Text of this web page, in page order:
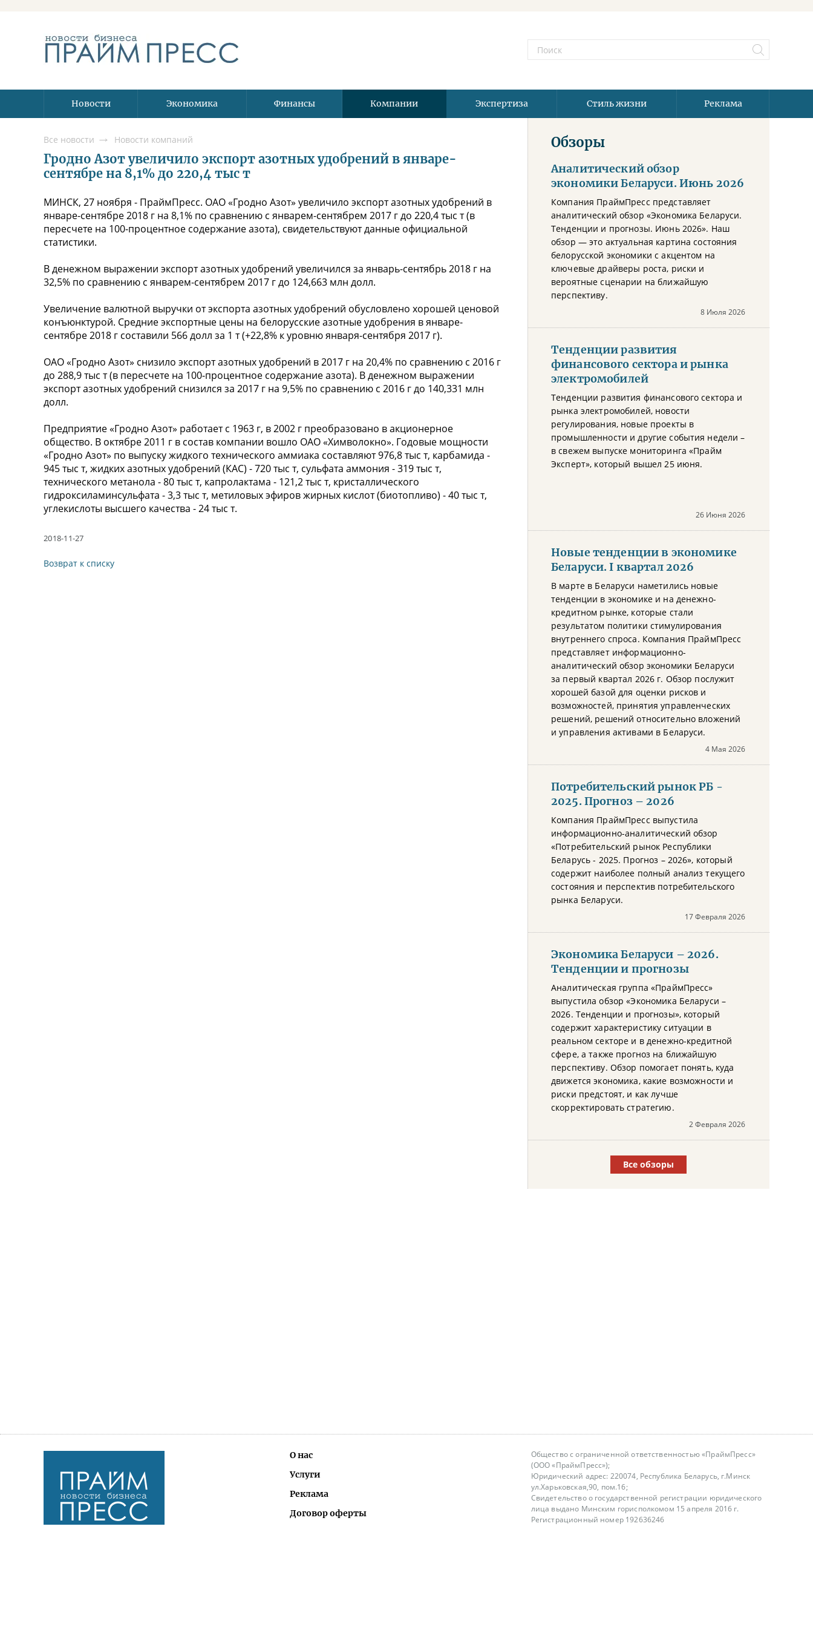
Новости Экономика Финансы Компании Экспертиза Стиль жизни Реклама
Все новости Новости компаний
Гродно Азот увеличило экспорт азотных удобрений в январе-
сентябре на 8,1% до 220,4 тыс т
МИНСК, 27 ноября - ПраймПресс. ОАО «Гродно Азот» увеличило экспорт азотных удобрений в
январе-сентябре 2018 г на 8,1% по сравнению с январем-сентябрем 2017 г до 220,4 тыс т (в
пересчете на 100-процентное содержание азота), свидетельствуют данные официальной
статистики.
В денежном выражении экспорт азотных удобрений увеличился за январь-сентябрь 2018 г на
32,5% по сравнению с январем-сентябрем 2017 г до 124,663 млн долл.
Увеличение валютной выручки от экспорта азотных удобрений обусловлено хорошей ценовой
конъюнктурой. Средние экспортные цены на белорусские азотные удобрения в январе-
сентябре 2018 г составили 566 долл за 1 т (+22,8% к уровню января-сентября 2017 г).
ОАО «Гродно Азот» снизило экспорт азотных удобрений в 2017 г на 20,4% по сравнению с 2016 г
до 288,9 тыс т (в пересчете на 100-процентное содержание азота). В денежном выражении
экспорт азотных удобрений снизился за 2017 г на 9,5% по сравнению с 2016 г до 140,331 млн
долл.
Предприятие «Гродно Азот» работает с 1963 г, в 2002 г преобразовано в акционерное
общество. В октябре 2011 г в состав компании вошло ОАО «Химволокно». Годовые мощности
«Гродно Азот» по выпуску жидкого технического аммиака составляют 976,8 тыс т, карбамида -
945 тыс т, жидких азотных удобрений (КАС) - 720 тыс т, сульфата аммония - 319 тыс т,
технического метанола - 80 тыс т, капролактама - 121,2 тыс т, кристаллического
гидроксиламинсульфата - 3,3 тыс т, метиловых эфиров жирных кислот (биотопливо) - 40 тыс т,
углекислоты высшего качества - 24 тыс т.
2018-11-27
Возврат к списку
Обзоры
Аналитический обзор
экономики Беларуси. Июнь 2026
Компания ПраймПресс представляет
аналитический обзор «Экономика Беларуси.
Тенденции и прогнозы. Июнь 2026». Наш
обзор — это актуальная картина состояния
белорусской экономики с акцентом на
ключевые драйверы роста, риски и
вероятные сценарии на ближайшую
перспективу.
8 Июля 2026
Тенденции развития
финансового сектора и рынка
электромобилей
Тенденции развития финансового сектора и
рынка электромобилей, новости
регулирования, новые проекты в
промышленности и другие события недели –
в свежем выпуске мониторинга «Прайм
Эксперт», который вышел 25 июня.
26 Июня 2026
Новые тенденции в экономике
Беларуси. I квартал 2026
В марте в Беларуси наметились новые
тенденции в экономике и на денежно-
кредитном рынке, которые стали
результатом политики стимулирования
внутреннего спроса. Компания ПраймПресс
представляет информационно-
аналитический обзор экономики Беларуси
за первый квартал 2026 г. Обзор послужит
хорошей базой для оценки рисков и
возможностей, принятия управленческих
решений, решений относительно вложений
и управления активами в Беларуси.
4 Мая 2026
Потребительский рынок РБ -
2025. Прогноз – 2026
Компания ПраймПресс выпустила
информационно-аналитический обзор
«Потребительский рынок Республики
Беларусь - 2025. Прогноз – 2026», который
содержит наиболее полный анализ текущего
состояния и перспектив потребительского
рынка Беларуси.
17 Февраля 2026
Экономика Беларуси – 2026.
Тенденции и прогнозы
Аналитическая группа «ПраймПресс»
выпустила обзор «Экономика Беларуси –
2026. Тенденции и прогнозы», который
содержит характеристику ситуации в
реальном секторе и в денежно-кредитной
сфере, а также прогноз на ближайшую
перспективу. Обзор помогает понять, куда
движется экономика, какие возможности и
риски предстоят, и как лучше
скорректировать стратегию.
2 Февраля 2026
Все обзоры
О нас
Услуги
Реклама
Договор оферты
Общество с ограниченной ответственностью «ПраймПресс»
(ООО «ПраймПресс»);
Юридический адрес: 220074, Республика Беларусь, г.Минск
ул.Харьковская,90, пом.16;
Свидетельство о государственной регистрации юридического
лица выдано Минским горисполкомом 15 апреля 2016 г.
Регистрационный номер 192636246